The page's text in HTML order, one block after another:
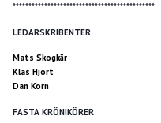
*********************************************
LEDARSKRIBENTER
Mats Skogkär
Klas Hjort
Dan Korn
FASTA KRÖNIKÖRER